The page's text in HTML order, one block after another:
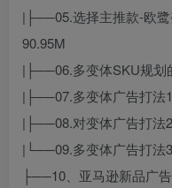
|├──05.选择主推款-欧
90.95M
|├──06.多变体SKU规划
|├──07.多变体广告打法
|├──08.对变体广告打法
|└──09.多变体广告打法
├──10、亚马逊新品广